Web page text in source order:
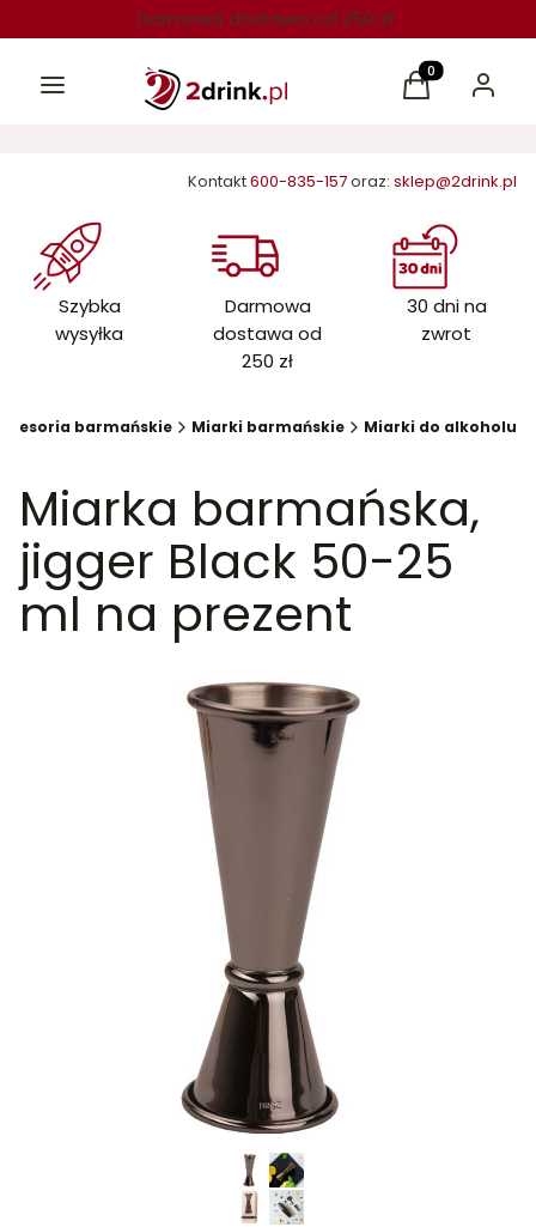
Darmowa dostawa od 250 zł
Menu Produkty w
Koszyk Zaloguj
Kontakt600-835-157oraz: sklep@2drink.pl
Szybka
wysyłka
Darmowa
dostawa od
250 zł
30 dni na
zwrot
barmańskie Miarki barmańskie Miarki do alkoholu
Miarka barmańska,
jigger Black 50-25
ml na prezent